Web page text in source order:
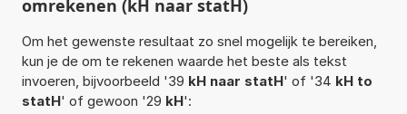
omrekenen (kH naar statH)
Om het gewenste resultaat zo snel mogelijk te bereiken,
kun je de om te rekenen waarde het beste als tekst
invoeren, bijvoorbeeld '39 kH naar statH' of '34 kH to
statH' of gewoon '29 kH':